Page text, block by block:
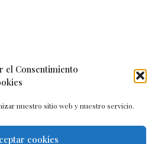
el Consentimiento
nuestro sitio web y nuestro servicio.
cookies